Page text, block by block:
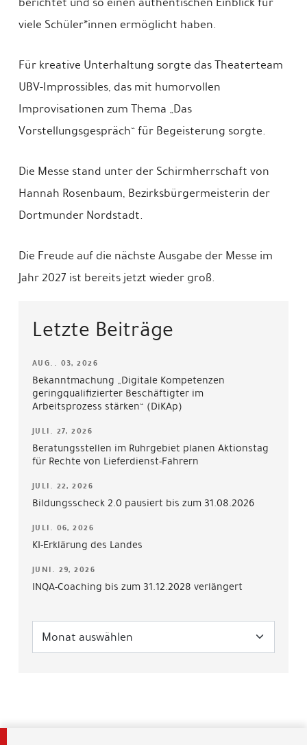
viele Schüler*innen ermöglicht haben.
Für kreative Unterhaltung sorgte das Theaterteam
UBV-Improssibles, das mit humorvollen
Improvisationen zum Thema „Das
Vorstellungsgespräch“ für Begeisterung sorgte.
Die Messe stand unter der Schirmherrschaft von
Hannah Rosenbaum, Bezirksbürgermeisterin der
Dortmunder Nordstadt.
Die Freude auf die nächste Ausgabe der Messe im
Jahr 2027 ist bereits jetzt wieder groß.
Letzte Beiträge
AUG.. 03, 2026
Bekanntmachung „Digitale Kompetenzen
geringqualifizierter Beschäftigter im
Arbeitsprozess stärken“ (DiKAp)
JULI. 27, 2026
Beratungsstellen im Ruhrgebiet planen Aktionstag
für Rechte von Lieferdienst-Fahrern
JULI. 22, 2026
Bildungsscheck 2.0 pausiert bis zum 31.08.2026
JULI. 06, 2026
KI-Erklärung des Landes
JUNI. 29, 2026
INQA-Coaching bis zum 31.12.2028 verlängert